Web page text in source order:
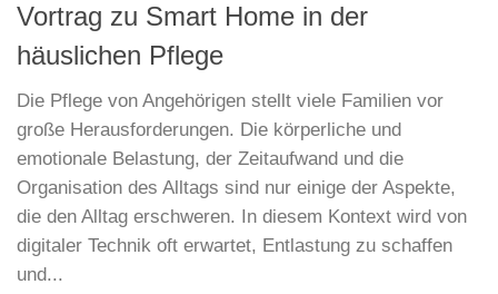
Vortrag zu Smart Home in der
häuslichen Pflege
Die Pflege von Angehörigen stellt viele Familien vor
große Herausforderungen. Die körperliche und
emotionale Belastung, der Zeitaufwand und die
Organisation des Alltags sind nur einige der Aspekte,
die den Alltag erschweren. In diesem Kontext wird von
digitaler Technik oft erwartet, Entlastung zu schaffen
und...